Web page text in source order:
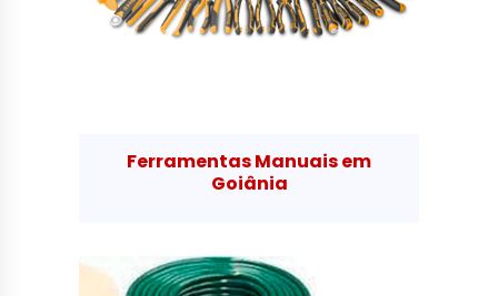
Ferramentas Manuais em
Goiânia